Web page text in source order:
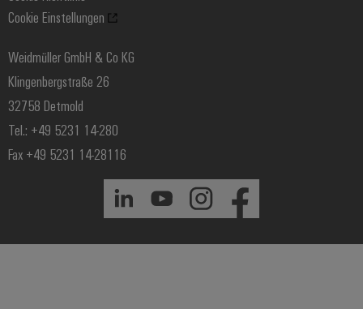
Windenergie
Cookie Einstellungen
Weidmüller GmbH & Co KG
Klingenbergstraße 26
32758 Detmold
Tel.: +49 5231 14-280
Fax +49 5231 14-28116